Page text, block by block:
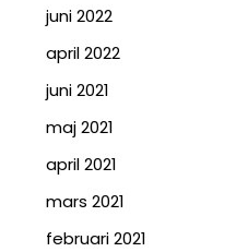
juni 2022
april 2022
juni 2021
maj 2021
april 2021
mars 2021
februari 2021